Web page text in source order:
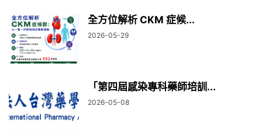
全方位解析 CKM 症候...
2026-05-29
「第四屆感染專科藥師培訓...
2026-05-08